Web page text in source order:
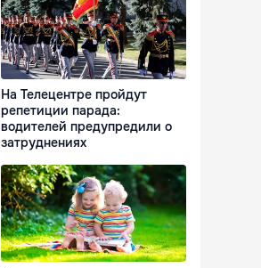
На Телецентре пройдут
репетиции парада:
водителей предупредили о
затруднениях